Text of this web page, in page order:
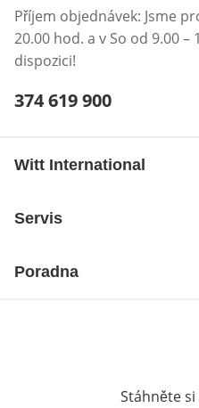
Příjem objednávek: Jsme
20.00 hod. a v So od 9.00
dispozici!
Telefonní číslo:
374 619 900
Witt International
Servis
Poradna
Stáhněte